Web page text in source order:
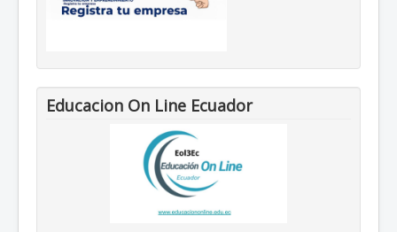
Educacion On Line Ecuador